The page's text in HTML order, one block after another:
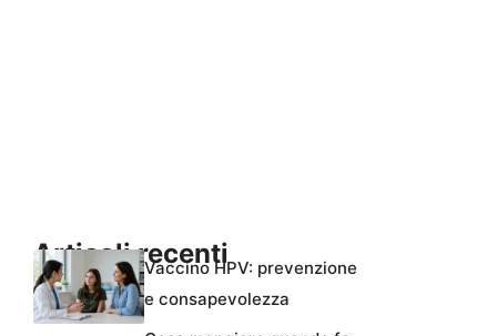
Articoli recentiVaccino HPV: prevenzione
e consapevolezza